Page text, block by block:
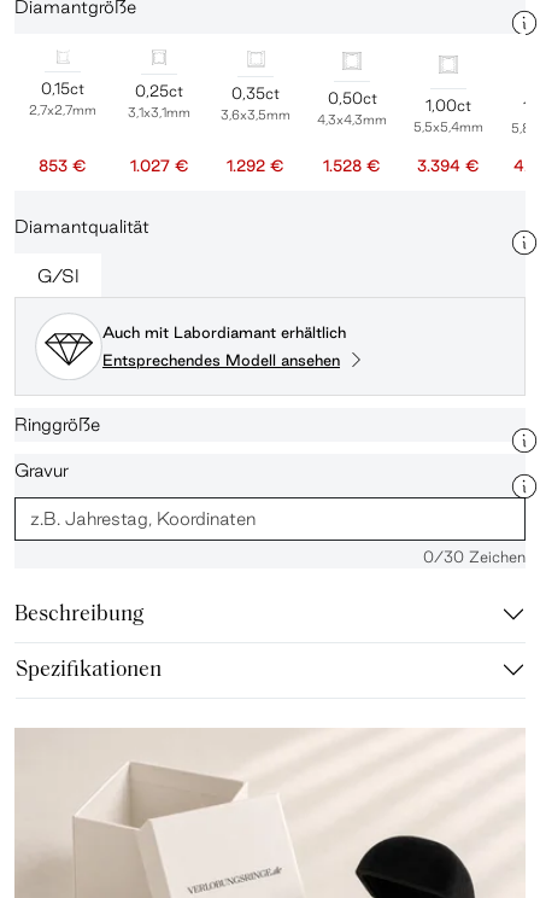
Diamantgröße
0,15ct
2,7x2,7mm
853 €
0,25ct
3,1x3,1mm
1.027 €
0,35ct
3,6x3,5mm
1.292 €
0,50ct
4,3x4,3mm
1.528 €
1,00ct
5,5x5,4mm
3.394 €
Diamantqualität
G/SI
Auch mit Labordiamant erhältlich
Entsprechendes Modell ansehen
Ringgröße
Gravur
0/30 Zeichen
Beschreibung
Spezifikationen